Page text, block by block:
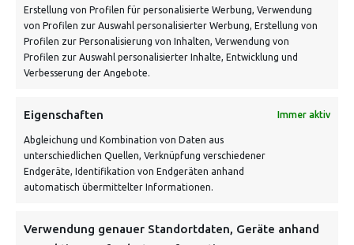
Erstellung von Profilen für personalisierte Werbung, Verwendung
von Profilen zur Auswahl personalisierter Werbung, Erstellung von
Profilen zur Personalisierung von Inhalten, Verwendung von
Profilen zur Auswahl personalisierter Inhalte, Entwicklung und
Verbesserung der Angebote.
Eigenschaften Immer aktiv
Abgleichung und Kombination von Daten aus
unterschiedlichen Quellen, Verknüpfung verschiedener
Endgeräte, Identifikation von Endgeräten anhand
automatisch übermittelter Informationen.
Verwendung genauer Standortdaten, Geräte anhand
VERSANDKOSTENHINWEIS:
NEWSLETTER